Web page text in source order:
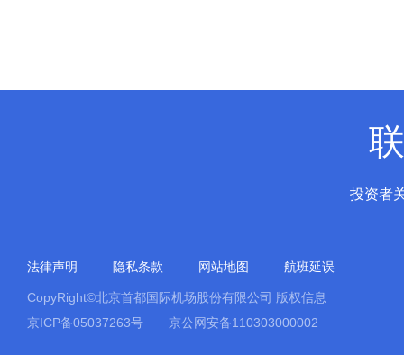
投资者
法律声明 隐私条款 网站地图 航班延误
CopyRight©北京首都国际机场股份有限公司 版权信息
京ICP备05037263号
京公网安备110303000002